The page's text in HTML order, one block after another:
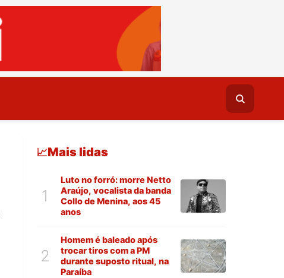
📈Mais lidas
1
Luto no forró: morre Netto
Araújo, vocalista da banda
Collo de Menina, aos 45
anos
2
Homem é baleado após
trocar tiros com a PM
durante suposto ritual, na
Paraíba